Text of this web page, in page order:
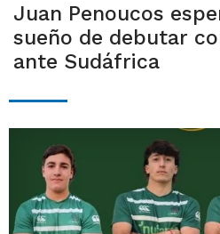
Juan Penoucos
sueño de debutar
ante Sudáfrica